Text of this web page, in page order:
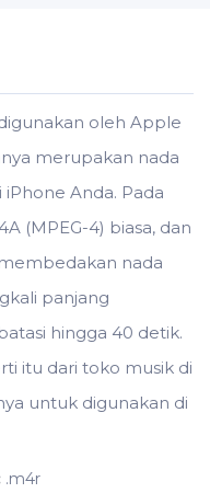
oleh Apple
merupakan nada
Anda. Pada
(MPEG-4) biasa, dan
nada
panjang
hingga 40 detik.
itu dari toko musik di
untuk digunakan di
.m4r